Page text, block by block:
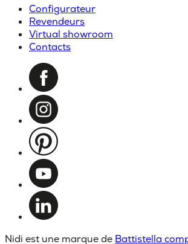
Configurateur
Revendeurs
Virtual showroom
Contacts
Nidi est une marque de Battistella